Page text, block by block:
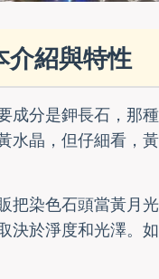
介紹與特性
成分是鉀長石，那
水晶，但仔細看，
把染色石頭當黃月
決於淨度和光澤。